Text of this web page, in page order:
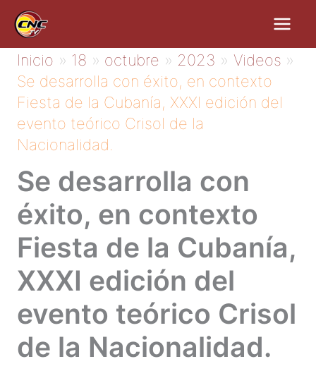
contenido
Inicio 18 octubre 2023
Videos
Se desarrolla con éxito, en contexto
Fiesta de la Cubanía, XXXI edición del
evento teórico Crisol de la
Nacionalidad.
Se desarrolla con
éxito, en contexto
Fiesta de la Cubanía,
XXXI edición del
evento teórico Crisol
de la Nacionalidad.